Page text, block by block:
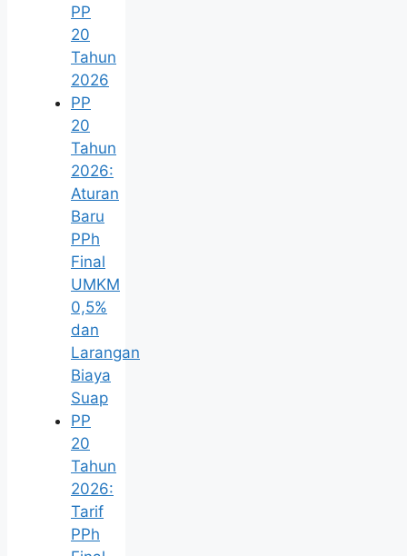
PP
20
Tahun
2026
PP
20
Tahun
2026:
Aturan
Baru
PPh
Final
UMKM
0,5%
dan
Larangan
Biaya
Suap
PP
20
Tahun
2026:
Tarif
PPh